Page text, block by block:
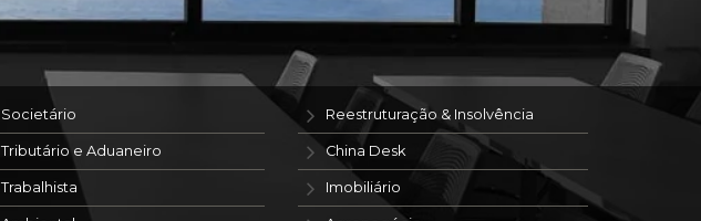
Societário
Tributário e Aduaneiro
Trabalhista
Reestruturação & Insolvência
China Desk
Imobiliário